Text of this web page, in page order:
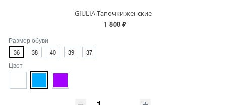
GIULIA Тапочки женские
1 800 ₽
Размер обуви
36 38 40 39 37
Цвет